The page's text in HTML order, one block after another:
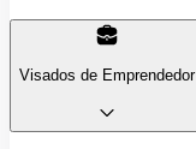
Visados de Emprendedor